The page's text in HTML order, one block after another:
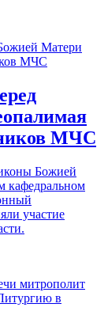
МЧС
Божией
кафедральном
участие